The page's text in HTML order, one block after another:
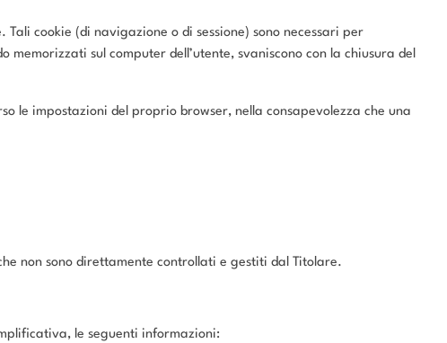
Tali cookie (di navigazione o di sessione) sono necessari per
sul computer dell’utente, svaniscono con la chiusura del
le impostazioni del proprio browser, nella consapevolezza che una
non sono direttamente controllati e gestiti dal Titolare.
le seguenti informazioni: